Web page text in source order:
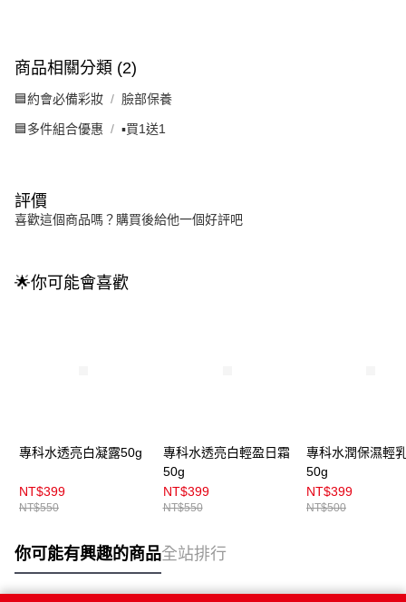
商品相關分類 (2)
🟦約會必備彩妝 臉部保養
🟦多件組合優惠 ▪️買1送1
評價
喜歡這個商品嗎？購買後給他一個好評吧
🌟你可能會喜歡
專科水透亮白凝露50g
NT$399
NT$550
專科水透亮白輕盈日霜
50g
NT$399
NT$550
專科水潤保濕輕
50g
NT$399
NT$500
你可能有興趣的商品全站排行